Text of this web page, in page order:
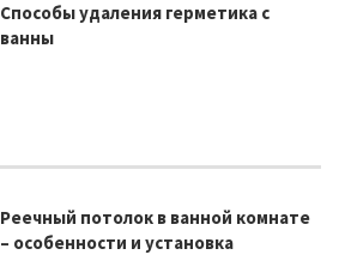
Способы удаления герметика с
ванны
Реечный потолок в ванной комнате
– особенности и установка